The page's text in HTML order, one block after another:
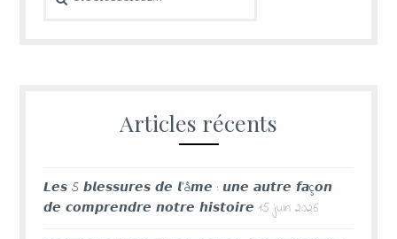
Articles récents
𝙇𝙚𝙨 5 𝙗𝙡𝙚𝙨𝙨𝙪𝙧𝙚𝙨 𝙙𝙚 𝙡’â𝙢𝙚 : 𝙪𝙣𝙚 𝙖𝙪𝙩𝙧𝙚 𝙛𝙖ç𝙤𝙣
𝙙𝙚 𝙘𝙤𝙢𝙥𝙧𝙚𝙣𝙙𝙧𝙚 𝙣𝙤𝙩𝙧𝙚 𝙝𝙞𝙨𝙩𝙤𝙞𝙧𝙚 15 juin 2026